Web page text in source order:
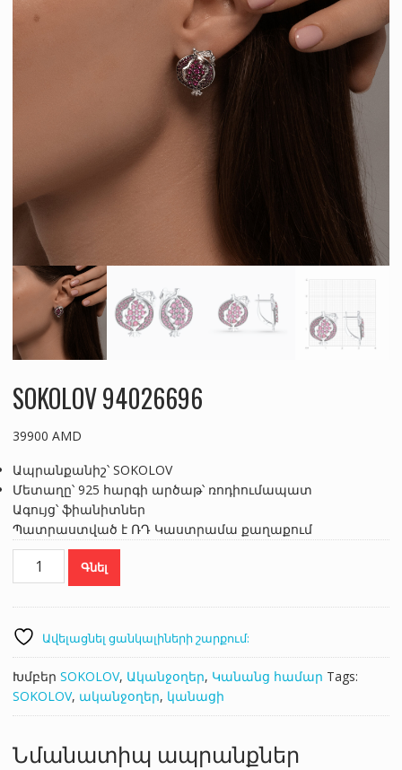
SOKOLOV 94026696
39900 AMD
Ապրանքանիշ՝ SOKOLOV
Մետաղը՝ 925 հարգի արծաթ՝ ռոդիումապատ
Ագույց՝ ֆիանիտներ
Պատրաստված է ՌԴ Կաստրամա քաղաքում
SOKOLOV
94026696
Գնել
Ավելացնել ցանկալիների շարքում:
Խմբեր SOKOLOV, Ականջօղեր, Կանանց համար Tags:
SOKOLOV, ականջօղեր, կանացի
Նմանատիպ ապրանքներ